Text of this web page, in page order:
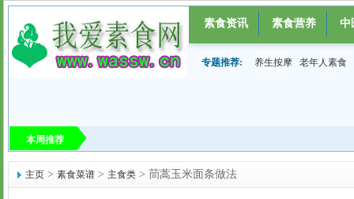
素食资讯 素食营养 中
专题推荐: 养生按摩 老年人素食
本周推荐
主页 > 素食菜谱 > 主食类 > 茼蒿玉米面条做法